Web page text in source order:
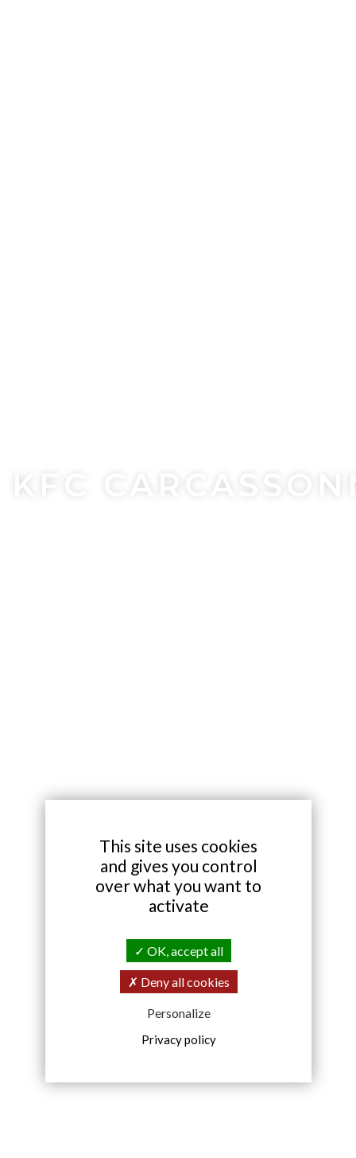
KFC
This site uses cookies
and gives you control
over what you want to
activate
OK, accept all
Deny all cookies
Personalize
Privacy policy